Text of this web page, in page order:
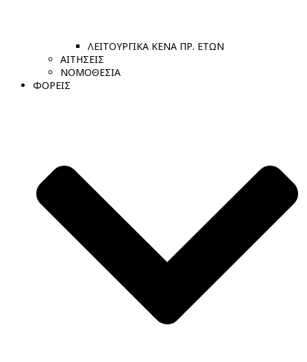
ΛΕΙΤΟΥΡΓΙΚΑ ΚΕΝΑ ΠΡ. ΕΤΩΝ
ΑΙΤΗΣΕΙΣ
ΝΟΜΟΘΕΣΙΑ
ΦΟΡΕΙΣ